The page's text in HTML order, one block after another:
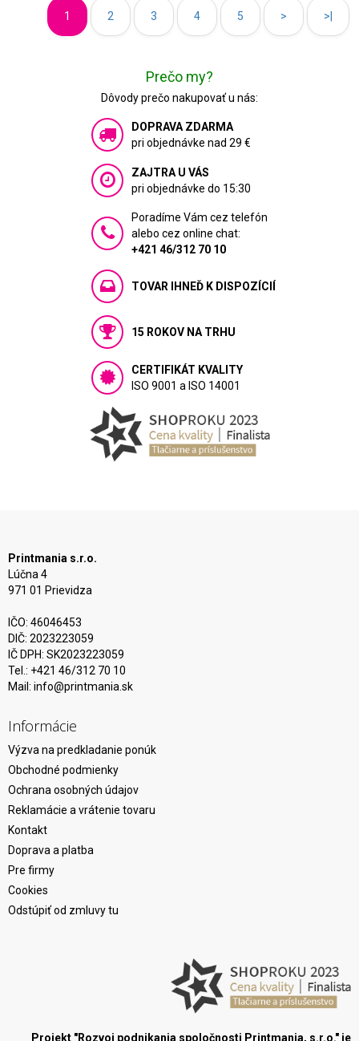
1 2 3 4 5 > >|
Prečo my?
Dôvody prečo nakupovať u nás:
DOPRAVA ZDARMA
pri objednávke nad 29 €
ZAJTRA U VÁS
pri objednávke do 15:30
Poradíme Vám cez telefón
alebo cez online chat:
+421 46/312 70 10
TOVAR IHNEĎ K DISPOZÍCIÍ
15 ROKOV NA TRHU
CERTIFIKÁT KVALITY
ISO 9001 a ISO 14001
Printmania s.r.o.
Lúčna 4
971 01 Prievidza
IČO: 46046453
DIČ: 2023223059
IČ DPH: SK2023223059
Tel.: +421 46/312 70 10
Mail: info@printmania.sk
Informácie
Výzva na predkladanie ponúk
Obchodné podmienky
Ochrana osobných údajov
Reklamácie a vrátenie tovaru
Kontakt
Doprava a platba
Pre firmy
Cookies
Odstúpiť od zmluvy tu
Projekt "Rozvoj podnikania spoločnosti Printmania, s.r.o." je